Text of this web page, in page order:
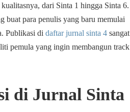
dari Sinta 1 hingga Sinta 6.
buat para penulis yang baru memulai
Publikasi di daftar jurnal sinta 4 sangat
pemula yang ingin membangun track
di Jurnal Sinta